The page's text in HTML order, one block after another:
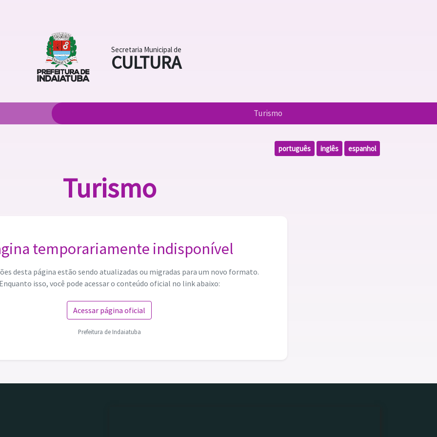
Secretaria Municipal de
CULTURA
Turismo
português inglês espanhol
Turismo
temporariamente indisponível
desta página estão sendo atualizadas ou migradas para um novo formato.
isso, você pode acessar o conteúdo oficial no link abaixo:
Acessar página oficial
Prefeitura de Indaiatuba